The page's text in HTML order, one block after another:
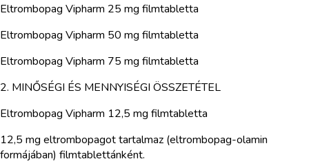
Eltrombopag Vipharm 25 mg filmtabletta
Eltrombopag Vipharm 50 mg filmtabletta
Eltrombopag Vipharm 75 mg filmtabletta
2. MINŐSÉGI ÉS MENNYISÉGI ÖSSZETÉTEL
Eltrombopag Vipharm 12,5 mg filmtabletta
12,5 mg eltrombopagot tartalmaz (eltrombopag-olamin
formájában) filmtablettánként.